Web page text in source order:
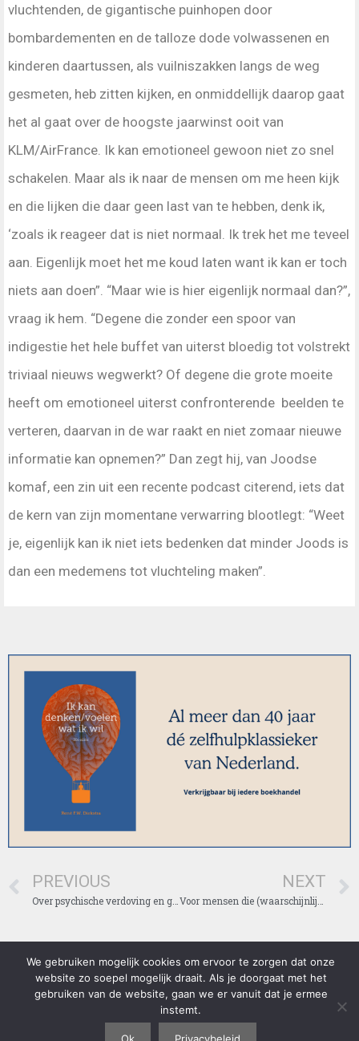
vluchtenden, de gigantische puinhopen door
bombardementen en de talloze dode volwassenen en
kinderen daartussen, als vuilniszakken langs de weg
gesmeten, heb zitten kijken, en onmiddellijk daarop gaat
het al gaat over de hoogste jaarwinst ooit van
KLM/AirFrance. Ik kan emotioneel gewoon niet zo snel
schakelen. Maar als ik naar de mensen om me heen kijk
en die lijken die daar geen last van te hebben, denk ik,
‘zoals ik reageer dat is niet normaal. Ik trek het me teveel
aan. Eigenlijk moet het me koud laten want ik kan er toch
niets aan doen”. “Maar wie is hier eigenlijk normaal dan?”,
vraag ik hem. “Degene die zonder een spoor van
indigestie het hele buffet van uiterst bloedig tot volstrekt
triviaal nieuws wegwerkt? Of degene die grote moeite
heeft om emotioneel uiterst confronterende beelden te
verteren, daarvan in de war raakt en niet zomaar nieuwe
informatie kan opnemen?” Dan zegt hij, van Joodse
komaf, een zin uit een recente podcast citerend, iets dat
de kern van zijn momentane verwarring blootlegt: “Weet
je, eigenlijk kan ik niet iets bedenken dat minder Joods is
dan een medemens tot vluchteling maken”.
PREVIOUS NEXT
Lees voordat u gebruik maakt van onze website, ons privacybeleid
goed door: https://diekstra.nl/privacybeleid/ . Door gebruik te maken
van onze website, gaat u akkoord met ons privacybeleid. (C) 1970-
2018 Professor Dr. Rene Diekstra en andere rechthebbenden. Alle
rechten voorbehouden.
We gebruiken mogelijk cookies om ervoor te zorgen dat onze
website zo soepel mogelijk draait. Als je doorgaat met het
gebruiken van de website, gaan we er vanuit dat je ermee
instemt.